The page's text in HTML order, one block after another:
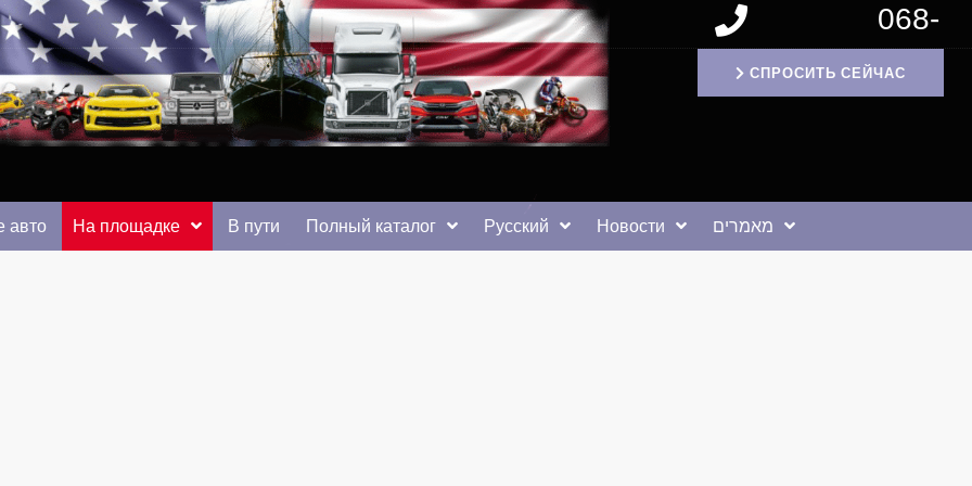
от auto.km.ua
068-
1171994
СПРОСИТЬ СЕЙЧАС
авто На площадке В пути Полный каталог Русский Новости מאמרים